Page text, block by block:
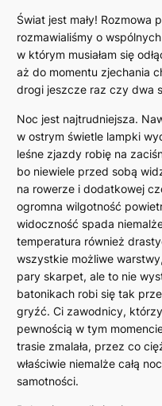
Świat jest mały! Rozmowa
rozmawialiśmy o
w którym musiałam się
aż do momentu zjechania
drogi jeszcze raz czy dwa
Noc jest najtrudniejsza.
w ostrym świetle lampki
leśne zjazdy robię na
bo niewiele przed sobą
na rowerze i dodatkowej
ogromna wilgotność
widoczność spada
temperatura również
wszystkie możliwe
pary skarpet, ale to nie
batonikach robi się tak
gryźć. Ci zawodnicy,
pewnością w tym
trasie zmalała, przez co
właściwie niemalże całą
samotności.